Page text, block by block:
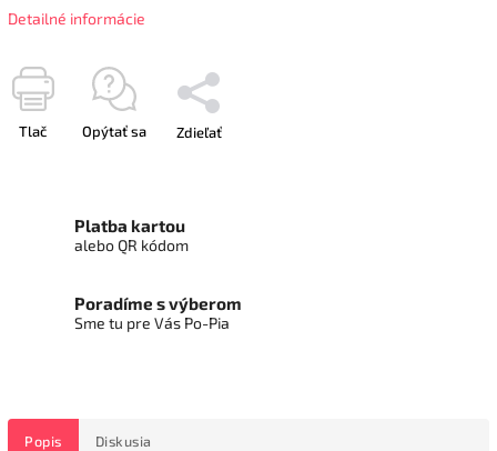
Detailné informácie
Tlač Opýtať sa Zdieľať
Platba kartou
alebo QR kódom
Poradíme s výberom
Sme tu pre Vás Po-Pia
Popis Diskusia